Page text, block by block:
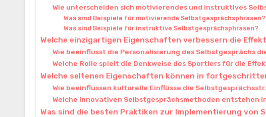
Wie unterscheiden sich motivierendes und instruktives
Was sind Beispiele für motivierende Selbstgesprächsphrasen?
Was sind Beispiele für instruktive Selbstgesprächsphrasen?
Welche einzigartigen Eigenschaften verbessern die
Wie beeinflusst die Personalisierung des Selbstgesprächs
Welche Rolle spielt die Denkweise des Sportlers für die
Welche seltenen Eigenschaften können in
Wie beeinflussen kulturelle Einflüsse die
Welche innovativen Selbstgesprächsmethoden entstehen
Was sind die besten Praktiken zur Implementierung von